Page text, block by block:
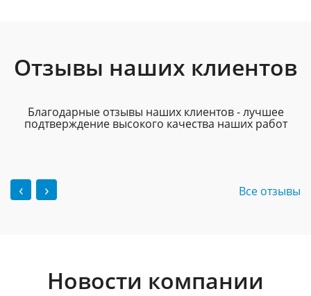
Отзывы наших клиентов
Благодарные отзывы наших клиентов - лучшее
подтверждение высокого качества наших работ
‹ › Все отзывы
Новости компании